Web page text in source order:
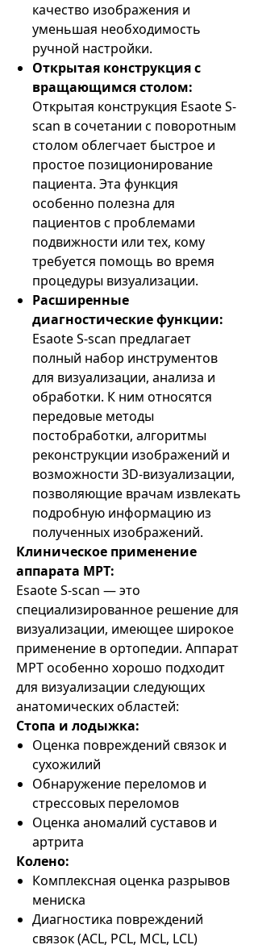
качество изображения и
уменьшая необходимость
ручной настройки.
Открытая конструкция с
вращающимся столом:
Открытая конструкция Esaote S-
scan в сочетании с поворотным
столом облегчает быстрое и
простое позиционирование
пациента. Эта функция
особенно полезна для
пациентов с проблемами
подвижности или тех, кому
требуется помощь во время
процедуры визуализации.
Расширенные
диагностические функции:
Esaote S-scan предлагает
полный набор инструментов
для визуализации, анализа и
обработки. К ним относятся
передовые методы
постобработки, алгоритмы
реконструкции изображений и
возможности 3D-визуализации,
позволяющие врачам извлекать
подробную информацию из
полученных изображений.
Клиническое применение
аппарата МРТ:
Esaote S-scan — это
специализированное решение для
визуализации, имеющее широкое
применение в ортопедии. Аппарат
МРТ особенно хорошо подходит
для визуализации следующих
анатомических областей:
Стопа и лодыжка:
Оценка повреждений связок и
сухожилий
Обнаружение переломов и
стрессовых переломов
Оценка аномалий суставов и
артрита
Колено:
Комплексная оценка разрывов
мениска
Диагностика повреждений
связок (ACL, PCL, MCL, LCL)